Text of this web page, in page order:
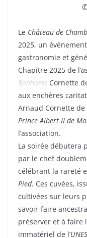
Le Château de
2025, un
gastronomie et
Chapitre 2025 de l’
Bonhams Cornette
aux enchères
Arnaud Cornette de
Prince Albert II de
l’association.
La soirée débutera
par le chef
célébrant la rareté
Pied. Ces cuvées,
cultivées sur leurs
savoir-faire
préserver et à
immatériel de l’